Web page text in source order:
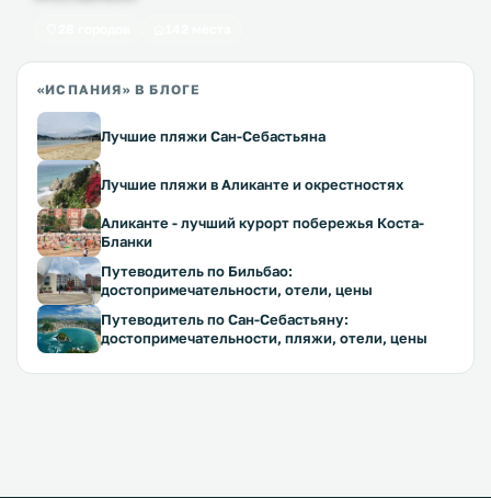
«ИСПАНИЯ» В БЛОГЕ
Лучшие пляжи Сан-Себастьяна
Лучшие пляжи в Аликанте и окрестностях
Аликанте - лучший курорт побережья Коста-
Бланки
Путеводитель по Бильбао:
достопримечательности, отели, цены
Путеводитель по Сан-Себастьяну:
достопримечательности, пляжи, отели, цены